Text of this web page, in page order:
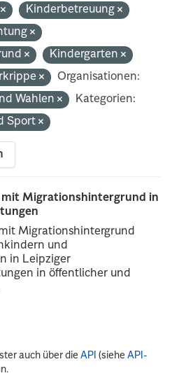
Kinderbetreuung
Kindergarten
Organisationen:
Wahlen
Kategorien:
Sport
Migrationshintergrund in
Migrationshintergrund
und
in Leipziger
in öffentlicher und
auch über dieAPI (sieheAPI-